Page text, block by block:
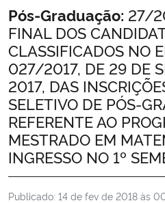
Ministério da Cidadania
Ministério da Saúde
Ministério de Minas e Energia
Ministério da Ciência, Tecnologia,
Ministério do Meio Ambiente
Início do conteúdo
Pós-Graduação: 27/
FINAL DOS
CLASSIFICADOS NO
027/2017, DE 29 DE
2017, DAS
SELETIVO DE PÓS-
REFERENTE AO
MESTRADO EM
INGRESSO NO 1º
Publicado: 14 de fev de 2018 às